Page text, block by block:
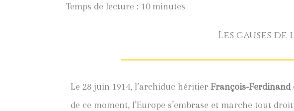
Temps de lecture : 10 minutes
Les causes
Le 28 juin 1914, l’archiduc héritier François-Ferdinand
de ce moment, l’Europe s’embrase et marche tout